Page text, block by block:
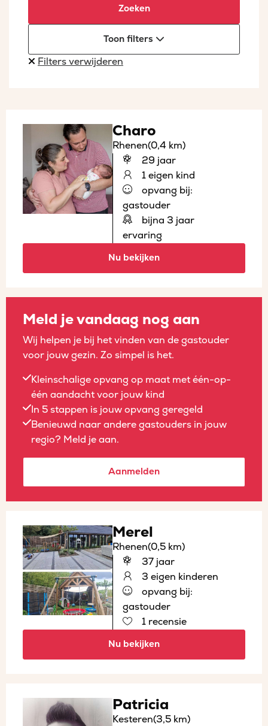
Zoeken
Toon filters
Filters verwijderen
Charo
Rhenen(0,4 km)
29 jaar
1 eigen kind
opvang bij:
gastouder
bijna 3 jaar
ervaring
Nu bekijken
Meld je vandaag nog aan
Wij helpen je bij het vinden van de gastouder
voor jouw gezin. Zo simpel is het.
Kleinschalige opvang op maat met één-op-
één aandacht voor jouw kind
In 5 stappen is jouw opvang geregeld
Benieuwd naar andere gastouders in jouw
regio? Meld je aan.
Aanmelden
Merel
Rhenen(0,5 km)
37 jaar
3 eigen kinderen
opvang bij:
gastouder
1 recensie
Nu bekijken
Patricia
Kesteren(3,5 km)